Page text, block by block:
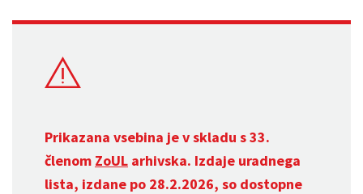
Prikazana vsebina je v skladu s 33.
členom ZoUL arhivska. Izdaje uradnega
lista, izdane po 28.2.2026, so dostopne